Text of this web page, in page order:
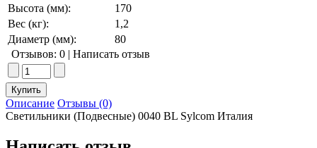
Высота (мм):
170
Вес (кг):
1,2
Диаметр (мм):
80
Отзывов: 0 | Написать отзыв
Описание Отзывы (0)
Светильники (Подвесные) 0040 BL Sylcom Италия